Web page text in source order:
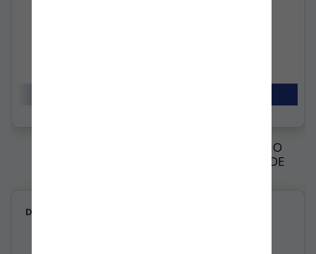
INCORPORACIÓN DEL ASPECTO DE “CAMBIO
CLIMÁTICO” EN LAS NORMAS DE SISTEMA DE
De: